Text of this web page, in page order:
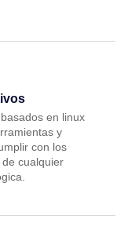
en linux
y
con los
cualquier